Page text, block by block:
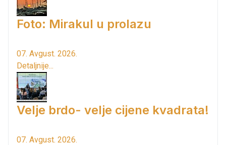
Foto: Mirakul u prolazu
07. Avgust. 2026.
Detaljnije...
Velje brdo- velje cijene kvadrata!
07. Avgust. 2026.